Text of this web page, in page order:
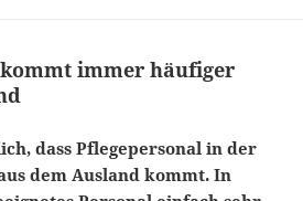
immer häufiger
dass Pflegepersonal in der
dem Ausland kommt. In